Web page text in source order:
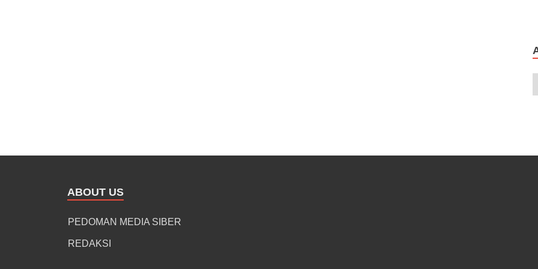
ABOUT US
PEDOMAN MEDIA SIBER
REDAKSI